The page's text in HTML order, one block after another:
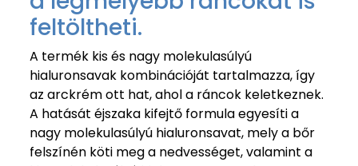
feltöltheti.
A termék kis és nagy molekulasúlyú
hialuronsavak kombinációját tartalmazza, így
az arckrém ott hat, ahol a ráncok keletkeznek.
A hatását éjszaka kifejtő formula egyesíti a
nagy molekulasúlyú hialuronsavat, mely a bőr
felszínén köti meg a nedvességet, valamint a